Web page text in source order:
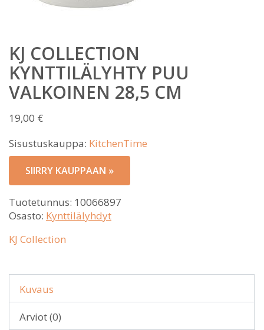
KJ COLLECTION
KYNTTILÄLYHTY PUU
VALKOINEN 28,5 CM
19,00 €
Sisustuskauppa: KitchenTime
SIIRRY KAUPPAAN »
Tuotetunnus: 10066897
Osasto: Kynttilälyhdyt
KJ Collection
Kuvaus
Arviot (0)